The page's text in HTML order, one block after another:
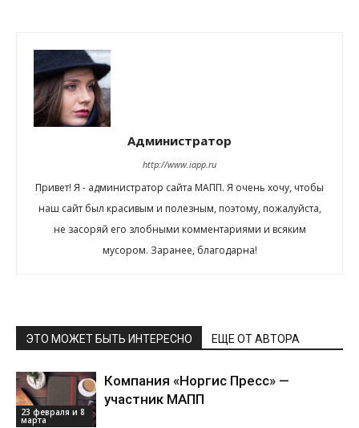
Администратор
http://www.iapp.ru
Привет! Я - администратор сайта МАПП. Я очень хочу, чтобы
наш сайт был красивым и полезным, поэтому, пожалуйста,
не засоряй его злобными комментариями и всяким
мусором. Заранее, благодарна!
ЭТО МОЖЕТ БЫТЬ ИНТЕРЕСНО ЕЩЕ ОТ АВТОРА
23 февраля и 8
марта
Компания «Норгис Пресс» —
участник МАПП